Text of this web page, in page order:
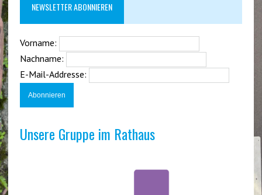
NEWSLETTER ABONNIEREN
Vorname:
Nachname:
E-Mail-Addresse:
Unsere Gruppe im Rathaus